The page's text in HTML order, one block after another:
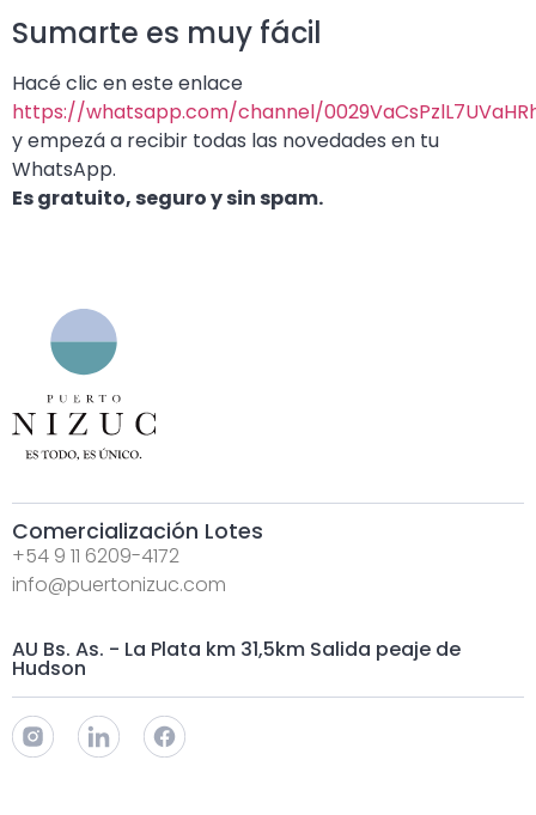
Sumarte es muy fácil
Hacé clic en este enlace
https://whatsapp.com/channel/
y empezá a recibir todas las novedades en tu
WhatsApp.
Es gratuito, seguro y sin spam.
Comercialización Lotes
+54 9 11 6209-4172
info@puertonizuc.com
AU Bs. As. - La Plata km 31,5km Salida peaje de
Hudson